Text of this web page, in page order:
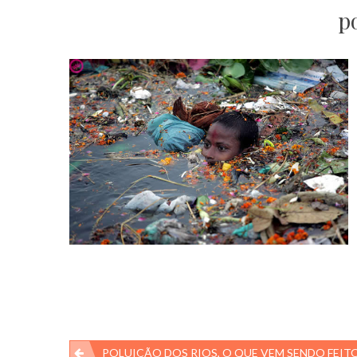
POLUIÇÃO DOS RIOS, O QUE VEM SENDO